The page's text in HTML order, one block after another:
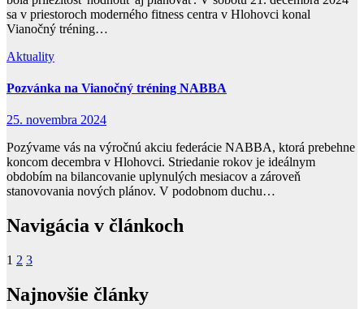
sa v priestoroch moderného fitness centra v Hlohovci konal
Vianočný tréning…
Aktuality
Pozvánka na Vianočný tréning NABBA
25. novembra 2024
Pozývame vás na výročnú akciu federácie NABBA, ktorá prebehne
koncom decembra v Hlohovci. Striedanie rokov je ideálnym
obdobím na bilancovanie uplynulých mesiacov a zároveň
stanovovania nových plánov. V podobnom duchu…
Navigácia v článkoch
1 2 3
Najnovšie články